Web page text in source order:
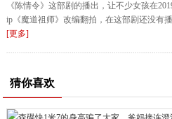
《陈情令》这部剧的播出，让不少女孩在
ip《魔道祖师》改编翻拍，在这部剧还没有
[更多]
猜你喜欢